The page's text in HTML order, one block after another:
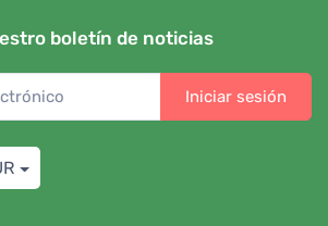
boletín de noticias
Iniciar sesión